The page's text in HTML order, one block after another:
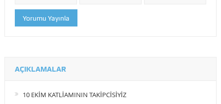
AÇIKLAMALAR
10 EKİM KATLİAMININ TAKİPCİSİYİZ